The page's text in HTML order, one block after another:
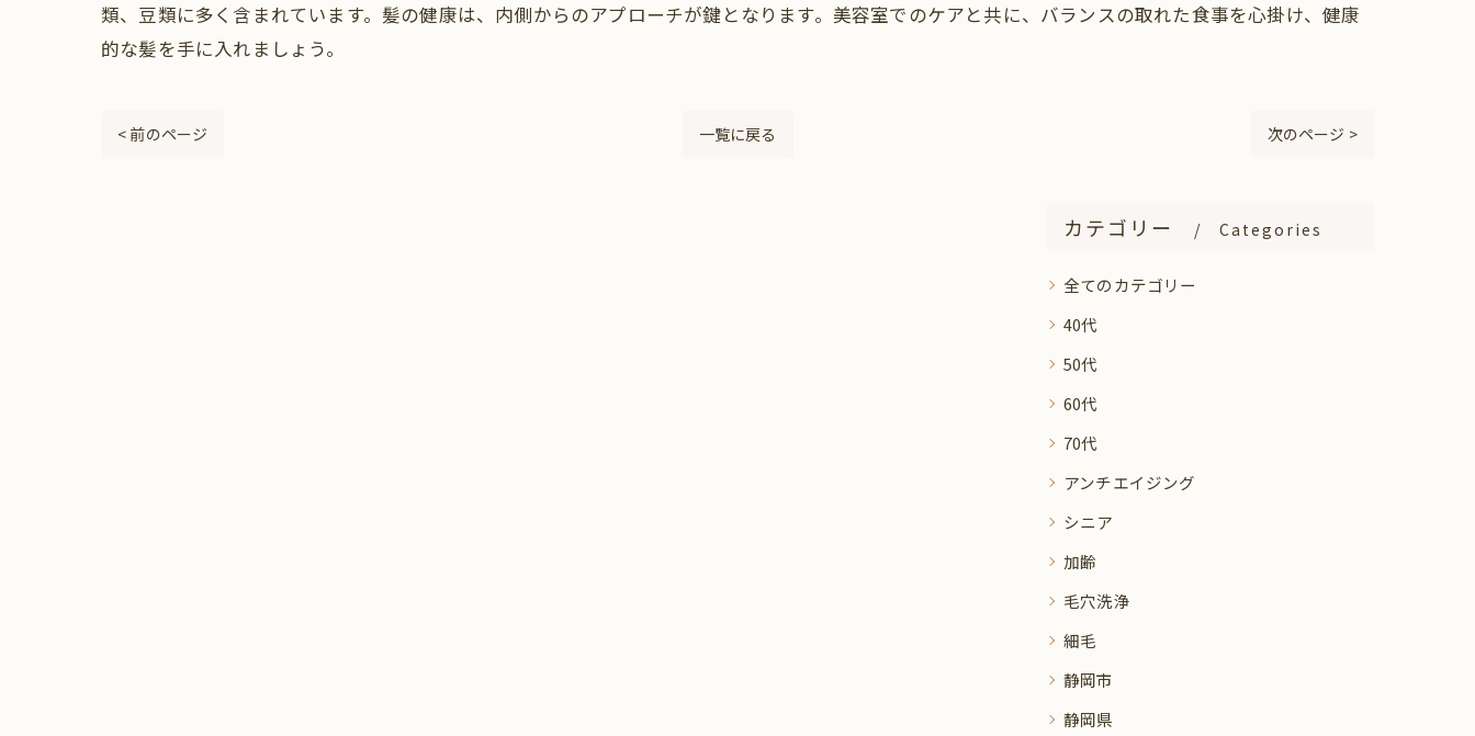
類、豆類に多く含まれています。髪の健康は、内側からのアプローチが鍵となります。美容室でのケアと共に、バランスの取れた食事を心掛け、健康
的な髪を手に入れましょう。
< 前のページ 一覧に戻る 次のページ >
カテゴリー Categories
全てのカテゴリー
40代
50代
60代
70代
アンチエイジング
シニア
加齢
毛穴洗浄
細毛
静岡市
静岡県